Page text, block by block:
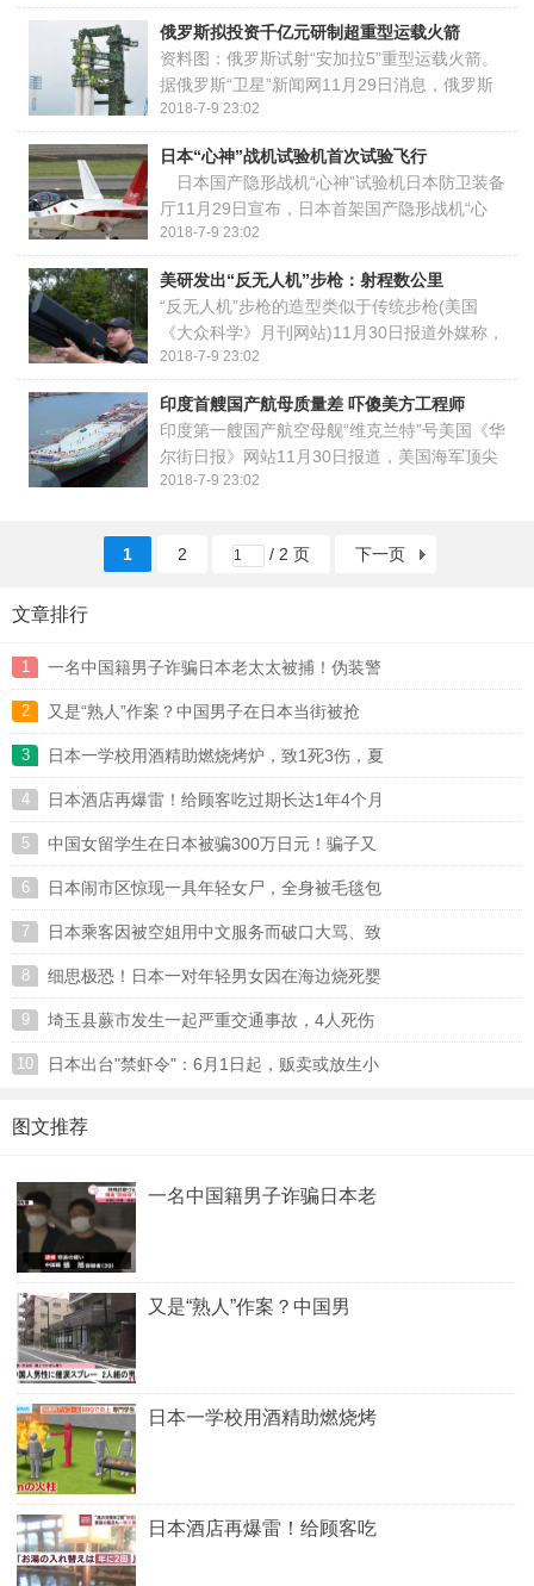
战机是否会携带这款导弹，值得注意。参考消
息网11月29日报道 境外媒体称，中国的歼-16
...
俄罗斯拟投资千亿元研制超重型运载火箭
资料图：俄罗斯试射“安加拉5”重型运载火箭。
据俄罗斯“卫星”新闻网11月29日消息，俄罗斯
计划投资1.5万亿卢布(约合人民币1586亿元)研
制超重型运载火箭。俄罗斯航天集团公司副总
经理亚历山大伊万诺夫在“21世纪航天 ...
2018-7-9 23:02
日本“心神”战机试验机首次试验飞行
日本国产隐形战机“心神”试验机日本防卫装备
厅11月29日宣布，日本首架国产隐形战机“心
神”(正式名称X2)的试验机当天在岐阜县各务原
市试飞场进行了试验飞行。日本时事通信社30
日报道说，这是“心神”战机6月正式 ...
2018-7-9 23:02
美研发出“反无人机”步枪：射程数公里
“反无人机”步枪的造型类似于传统步枪(美国
《大众科学》月刊网站)11月30日报道外媒称，
一种专门针对无人机的枪在外形上看起来类似
于步枪，它通过一系列天线来干扰或压制操控
者对无人机的控制。它的电源由使用者背在 ...
2018-7-9 23:02
印度首艘国产航母质量差 吓傻美方工程师
印度第一艘国产航空母舰“维克兰特”号美国《华
尔街日报》网站11月30日报道，美国海军顶尖
工程师最近视察了印度第一艘国产航空母舰“维
2018-7-9 23:02
1 2 / 2 页 下一页
文章排行
1 一名中国籍男子诈骗日本老太太被捕！伪装警
2 又是“熟人”作案？中国男子在日本当街被抢
3 日本一学校用酒精助燃烧烤炉，致1死3伤，夏
4 日本酒店再爆雷！给顾客吃过期长达1年4个月
5 中国女留学生在日本被骗300万日元！骗子又
6 日本闹市区惊现一具年轻女尸，全身被毛毯包
7 日本乘客因被空姐用中文服务而破口大骂、致
8 细思极恐！日本一对年轻男女因在海边烧死婴
9 埼玉县蕨市发生一起严重交通事故，4人死伤
10 日本出台"禁虾令"：6月1日起，贩卖或放生小
图文推荐
一名中国籍男子诈骗日本老
又是“熟人”作案？中国男
日本一学校用酒精助燃烧烤
日本酒店再爆雷！给顾客吃